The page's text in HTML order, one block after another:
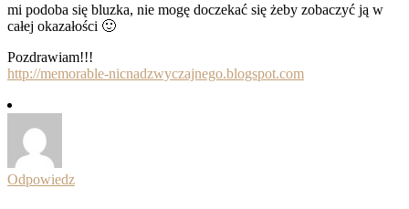
mi podoba się bluzka, nie mogę doczekać się żeby zobaczyć ją w
całej okazałości 🙂
Pozdrawiam!!!
http://memorable-nicnadzwyczajnego.blogspot.com
Odpowiedz